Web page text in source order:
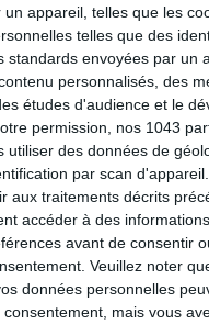
un appareil, telles que les
telles que des
standards envoyées par un
personnalisés, des
études d'audience et le
permission, nos 1043
utiliser des données de
par scan
aux traitements décrits
accéder à des
avant de consentir
Veuillez noter
données personnelles
mais vous
FOR A SPA AND